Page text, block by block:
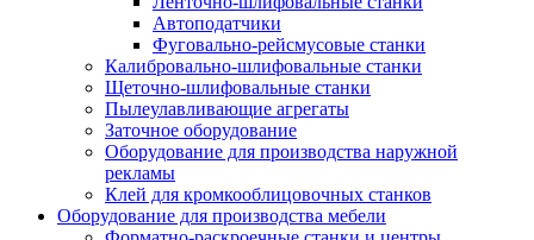
Автоподатчики
Фуговально-рейсмусовые станки
Калибровально-шлифовальные станки
Щеточно-шлифовальные станки
Пылеулавливающие агрегаты
Заточное оборудование
Оборудование для производства наружной
рекламы
Клей для кромкооблицовочных станков
Оборудование для производства мебели